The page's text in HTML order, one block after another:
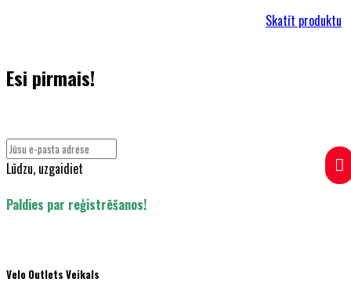
Skatīt produktu
Esi pirmais!
Lūdzu, uzgaidiet
Paldies par reģistrēšanos!
Velo Outlets Veikals